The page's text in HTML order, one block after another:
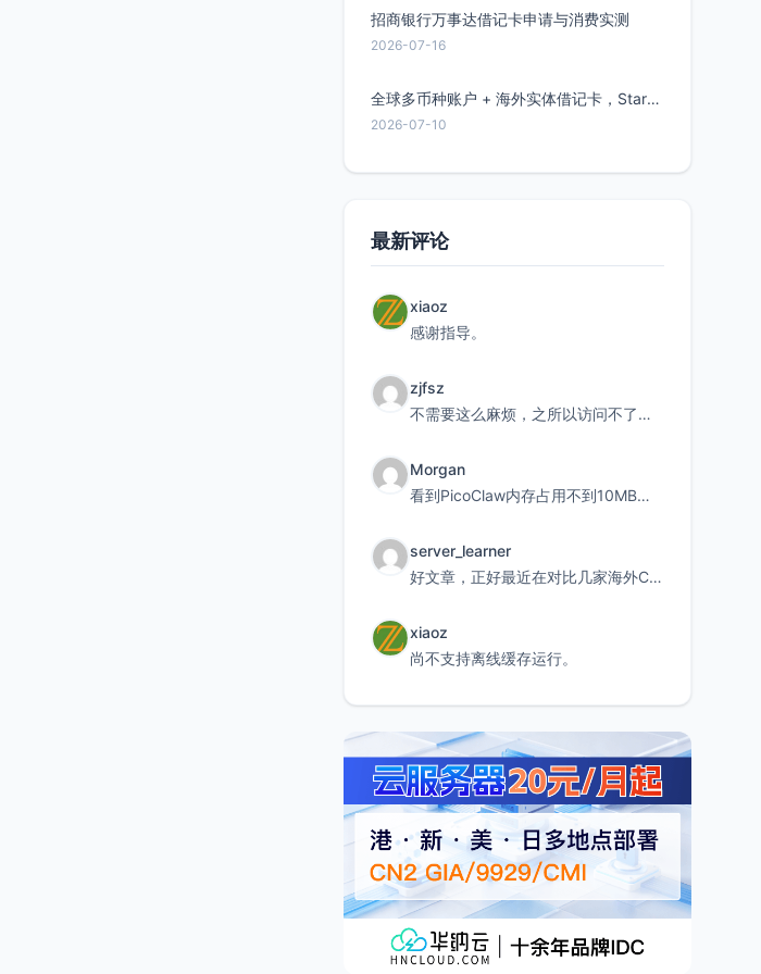
招商银行万事达借记卡申请与消费实测
2026-07-16
全球多币种账户 + 海外实体借记卡，Starryblu开户教程与注意事项
2026-07-10
最新评论
xiaoz
感谢指导。
zjfsz
不需要这么麻烦，之所以访问不了，是由于非对称路由的问题，在爱快主路由添加一条静态路由192.168.
Morgan
看到PicoClaw内存占用不到10MB这个数据真的很惊喜，确实很适合我这种想用旧设备折腾AI的小白
server_learner
好文章，正好最近在对比几家海外CDN。文中提到CF免费版不支持自定义回源端口和HOST这个痛点太真实
xiaoz
尚不支持离线缓存运行。